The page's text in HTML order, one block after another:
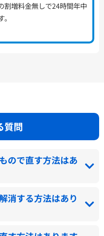
割増料金無しで24時間年中
質問
ので直す方法はあ
消する方法はあり